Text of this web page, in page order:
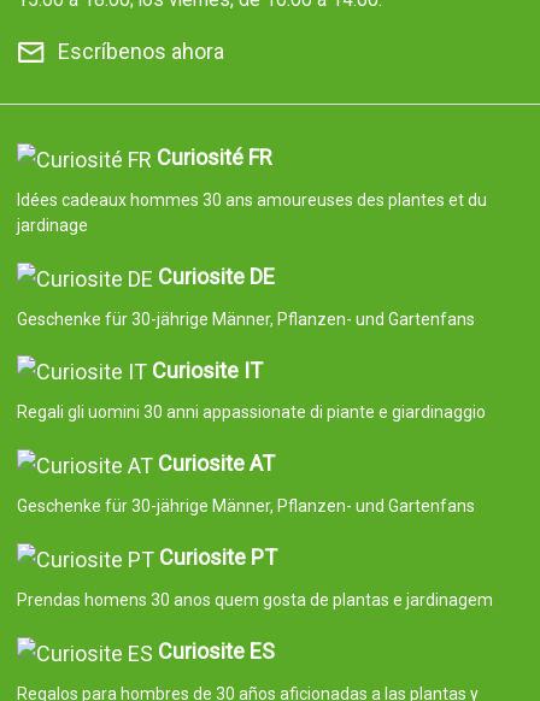
Escríbenos ahora
Curiosité FR
Idées cadeaux hommes 30 ans amoureuses des plantes et du
jardinage
Curiosite DE
Geschenke für 30-jährige Männer, Pflanzen- und Gartenfans
Curiosite IT
Regali gli uomini 30 anni appassionate di piante e giardinaggio
Curiosite AT
Geschenke für 30-jährige Männer, Pflanzen- und Gartenfans
Curiosite PT
Prendas homens 30 anos quem gosta de plantas e jardinagem
Curiosite ES
Regalos para hombres de 30 años aficionadas a las plantas y